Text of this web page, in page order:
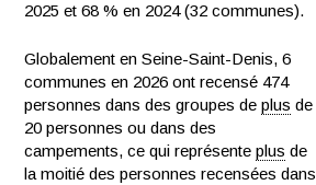
2025 et 68 % en 2024 (32 communes).
Globalement en Seine-Saint-Denis, 6
communes en 2026 ont recensé 474
personnes dans des groupes deplus de
20 personnes ou dans des
campements, ce qui représenteplus de
la moitié des personnes recensées dans